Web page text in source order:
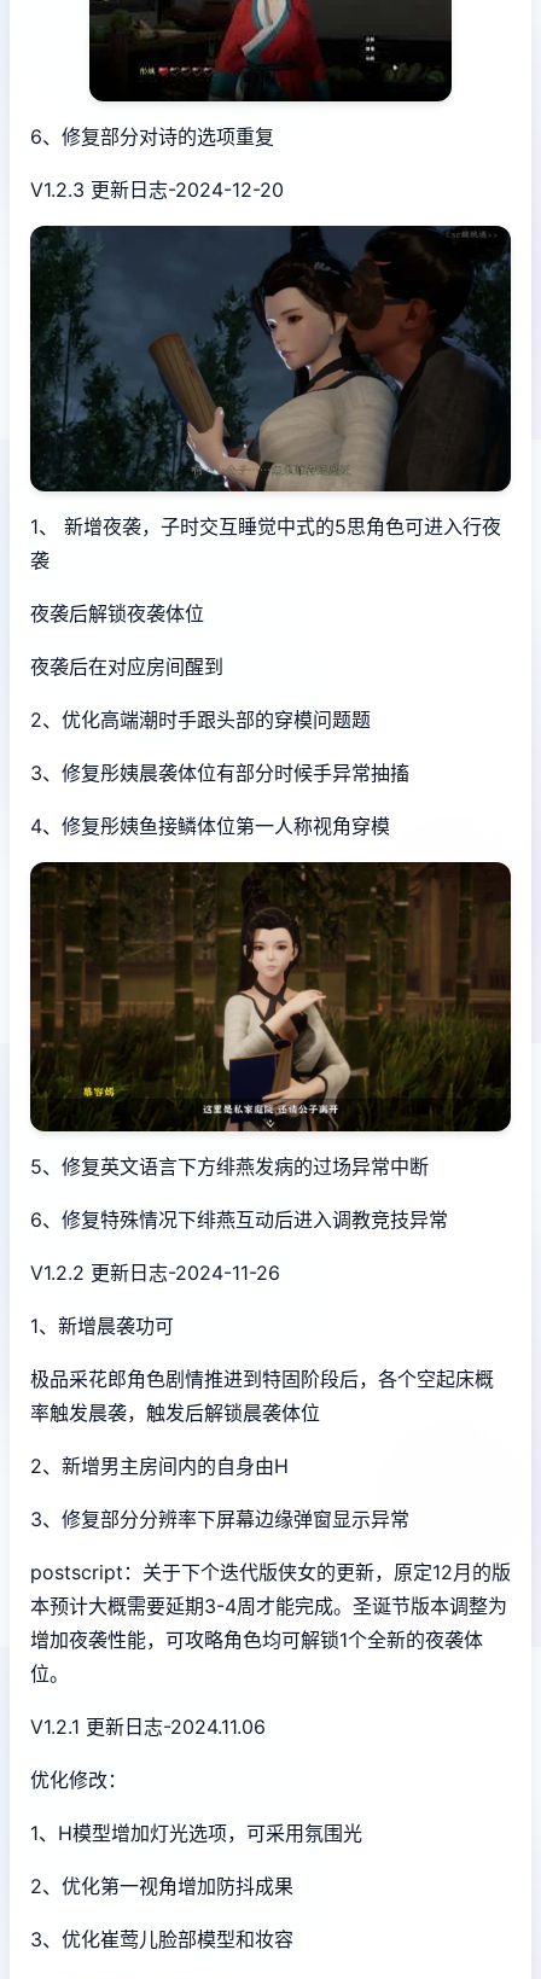
6、修复部分对诗的选项重复
V1.2.3 更新日志-2024-12-20
1、 新增夜袭，子时交互睡觉中式的5思角色可进入行夜
袭
夜袭后解锁夜袭体位
夜袭后在对应房间醒到
2、优化高端潮时手跟头部的穿模问题题
3、修复彤姨晨袭体位有部分时候手异常抽搐
4、修复彤姨鱼接鳞体位第一人称视角穿模
5、修复英文语言下方绯燕发病的过场异常中断
6、修复特殊情况下绯燕互动后进入调教竞技异常
V1.2.2 更新日志-2024-11-26
1、新增晨袭功可
极品采花郎角色剧情推进到特固阶段后，各个空起床概
率触发晨袭，触发后解锁晨袭体位
2、新增男主房间内的自身由H
3、修复部分分辨率下屏幕边缘弹窗显示异常
postscript：关于下个迭代版侠女的更新，原定12月的版
本预计大概需要延期3-4周才能完成。圣诞节版本调整为
增加夜袭性能，可攻略角色均可解锁1个全新的夜袭体
位。
V1.2.1 更新日志-2024.11.06
优化修改：
1、H模型增加灯光选项，可采用氛围光
2、优化第一视角增加防抖成果
3、优化崔莺儿脸部模型和妆容